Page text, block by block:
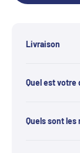
Livraison
Quel est votre
Quels sont